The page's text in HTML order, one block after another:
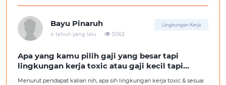
Tolong pencerahannya dong kakak-kakak semua, soalnya aku fresh
Bayu Pinaruh Lingkungan Kerja
4 tahun yang lalu . 5063
Apa yang kamu pilih gaji yang besar tapi
lingkungan kerja toxic atau gaji kecil tapi
Menurut pendapat kalian nih, apa sih lingkungan kerja toxic & sesuai